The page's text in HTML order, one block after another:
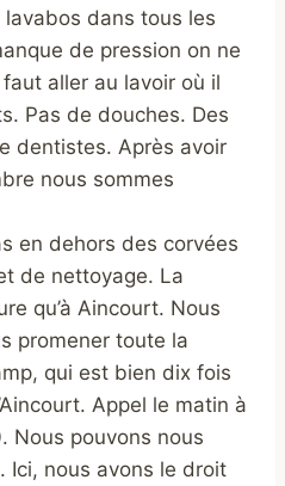
dans tous les
de pression on ne
aller au lavoir où il
Pas de douches. Des
dentistes. Après avoir
nous sommes
en dehors des corvées
de nettoyage. La
qu’à Aincourt. Nous
promener toute la
qui est bien dix fois
Appel le matin à
Nous pouvons nous
Ici, nous avons le droit